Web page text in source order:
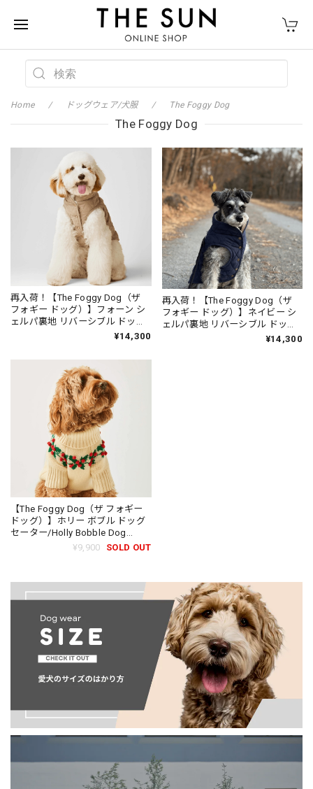
Home ドッグウェア/犬服 The Foggy Dog
The Foggy Dog
再入荷！【The Foggy Dog（ザ
フォギー ドッグ）】フォーン シ
ェルパ裏地 リバーシブル ドッグ
ジャケット/Fawn Sherpa-Lined
¥14,300
再入荷！【The Foggy Dog（ザ
フォギー ドッグ）】ネイビー シ
ェルパ裏地 リバーシブル ドッグ
ジャケット/Navy Sherpa-Lined
¥14,300
【The Foggy Dog（ザ フォギー
ドッグ）】ホリー ボブル ドッグ
セーター/Holly Bobble Dog
¥9,900 SOLD OUT